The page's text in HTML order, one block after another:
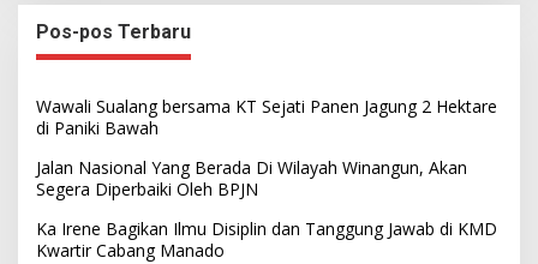
Pos-pos Terbaru
Wawali Sualang bersama KT Sejati Panen Jagung 2 Hektare
di Paniki Bawah
Jalan Nasional Yang Berada Di Wilayah Winangun, Akan
Segera Diperbaiki Oleh BPJN
Ka Irene Bagikan Ilmu Disiplin dan Tanggung Jawab di KMD
Kwartir Cabang Manado